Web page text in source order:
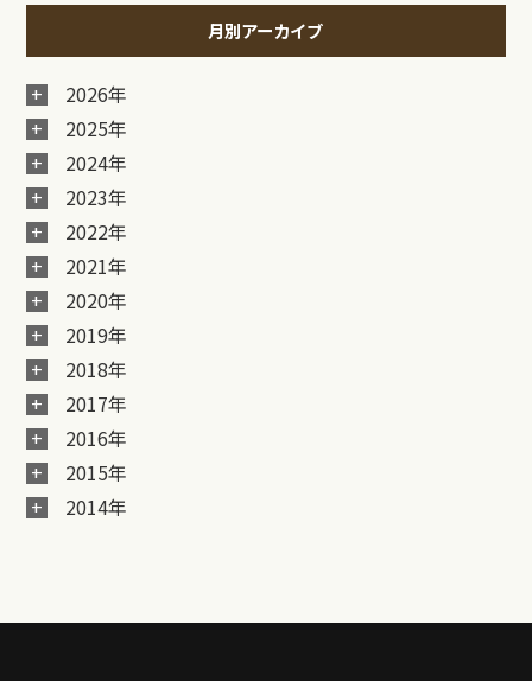
月別アーカイブ
2026年
2025年
2024年
2023年
2022年
2021年
2020年
2019年
2018年
2017年
2016年
2015年
2014年